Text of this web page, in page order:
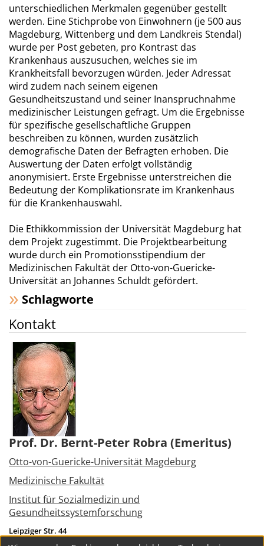
unterschiedlichen Merkmalen gegenüber gestellt
werden. Eine Stichprobe von Einwohnern (je 500 aus
Magdeburg, Wittenberg und dem Landkreis Stendal)
wurde per Post gebeten, pro Kontrast das
Krankenhaus auszusuchen, welches sie im
Krankheitsfall bevorzugen würden. Jeder Adressat
wird zudem nach seinem eigenen
Gesundheitszustand und seiner Inanspruchnahme
medizinischer Leistungen gefragt. Um die Ergebnisse
für spezifische gesellschaftliche Gruppen
beschreiben zu können, wurden zusätzlich
demografische Daten der Befragten erhoben. Die
Auswertung der Daten erfolgt vollständig
anonymisiert. Erste Ergebnisse unterstreichen die
Bedeutung der Komplikationsrate im Krankenhaus
für die Krankenhauswahl.
Die Ethikkommission der Universität Magdeburg hat
dem Projekt zugestimmt. Die Projektbearbeitung
wurde durch ein Promotionsstipendium der
Medizinischen Fakultät der Otto-von-Guericke-
Universität an Johannes Schuldt gefördert.
Schlagworte
Kontakt
Prof. Dr. Bernt-Peter Robra (Emeritus)
Otto-von-Guericke-Universität Magdeburg
Medizinische Fakultät
Institut für Sozialmedizin und
Gesundheitssystemforschung
Leipziger Str. 44
39120
Magdeburg